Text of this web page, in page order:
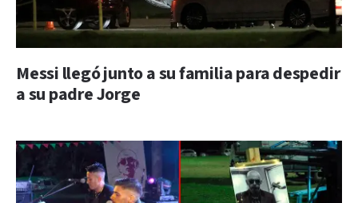
Messi llegó junto a su familia para despedir
a su padre Jorge